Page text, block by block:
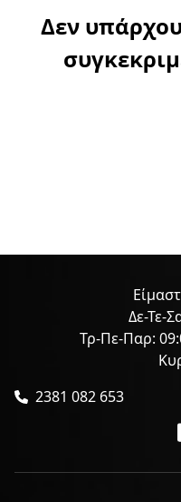
Δεν
Δε-Τε-
Τρ-Πε-Παρ:
2381 082 653